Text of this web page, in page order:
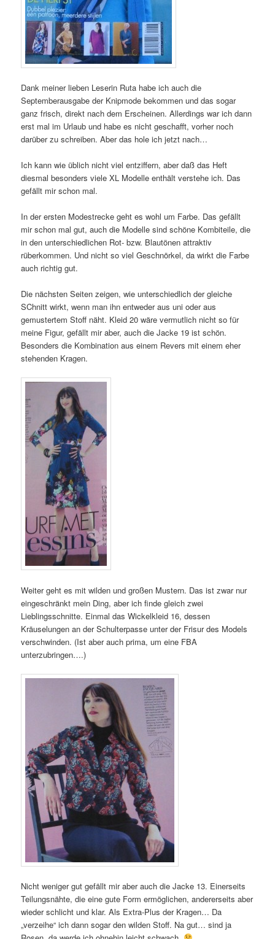
Dank meiner lieben Leserin Ruta habe ich auch die
Septemberausgabe der Knipmode bekommen und das sogar
ganz frisch, direkt nach dem Erscheinen. Allerdings war ich dann
erst mal im Urlaub und habe es nicht geschafft, vorher noch
darüber zu schreiben. Aber das hole ich jetzt nach…
Ich kann wie üblich nicht viel entziffern, aber daß das Heft
diesmal besonders viele XL Modelle enthält verstehe ich. Das
gefällt mir schon mal.
In der ersten Modestrecke geht es wohl um Farbe. Das gefällt
mir schon mal gut, auch die Modelle sind schöne Kombiteile, die
in den unterschiedlichen Rot- bzw. Blautönen attraktiv
rüberkommen. Und nicht so viel Geschnörkel, da wirkt die Farbe
auch richtig gut.
Die nächsten Seiten zeigen, wie unterschiedlich der gleiche
SChnitt wirkt, wenn man ihn entweder aus uni oder aus
gemustertem Stoff näht. Kleid 20 wäre vermutlich nicht so für
meine Figur, gefällt mir aber, auch die Jacke 19 ist schön.
Besonders die Kombination aus einem Revers mit einem eher
stehenden Kragen.
Weiter geht es mit wilden und großen Mustern. Das ist zwar nur
eingeschränkt mein Ding, aber ich finde gleich zwei
Lieblingsschnitte. Einmal das Wickelkleid 16, dessen
Kräuselungen an der Schulterpasse unter der Frisur des Models
verschwinden. (Ist aber auch prima, um eine FBA
unterzubringen….)
Nicht weniger gut gefällt mir aber auch die Jacke 13. Einerseits
Teilungsnähte, die eine gute Form ermöglichen, andererseits aber
wieder schlicht und klar. Als Extra-Plus der Kragen… Da
„verzeihe“ ich dann sogar den wilden Stoff. Na gut… sind ja